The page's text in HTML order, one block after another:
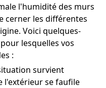
l'humidité des murs
cerner les différentes
Voici quelques-
lesquelles vos
:
survient
l'extérieur se faufile